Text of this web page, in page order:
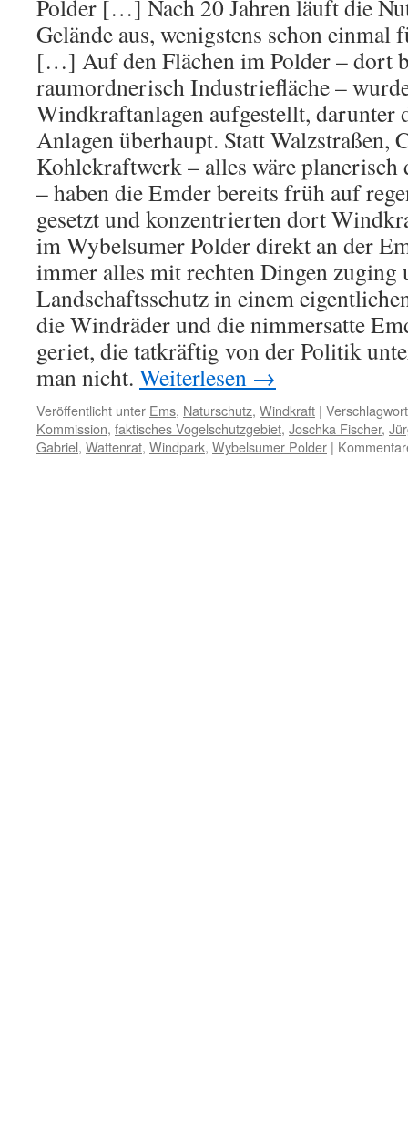
Polder […] Nach 20 Jahren läuft die
Gelände aus, wenigstens schon einmal
[…] Auf den Flächen im Polder – dort
raumordnerisch Industriefläche –
Windkraftanlagen aufgestellt, darunter
Anlagen überhaupt. Statt Walzstraßen,
Kohlekraftwerk – alles wäre planerisch
– haben die Emder bereits früh auf
gesetzt und konzentrierten dort
im Wybelsumer Polder direkt an der
immer alles mit rechten Dingen zuging
Landschaftsschutz in einem
die Windräder und die nimmersatte
geriet, die tatkräftig von der Politik
man nicht. Weiterlesen →
Veröffentlicht unter Ems, Naturschutz, Windkraft |
Kommission, faktisches Vogelschutzgebiet, Joschka Fischer,
Gabriel, Wattenrat, Windpark, Wybelsumer Polder |